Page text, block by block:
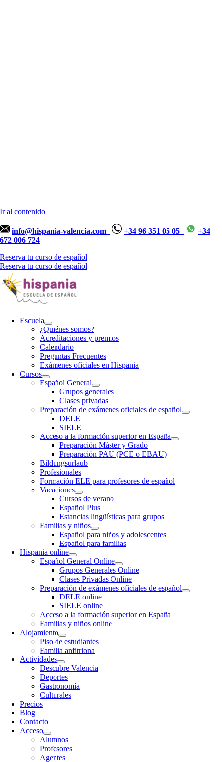
Ir al contenido
info@hispania-valencia.com +34 96 351 05 05
+34
672 006 724
Reserva tu curso de español
Reserva tu curso de español
Escuela
¿Quiénes somos?
Acreditaciones y premios
Calendario
Preguntas Frecuentes
Exámenes oficiales en Hispania
Cursos
Español General
Grupos generales
Clases privadas
Preparación de exámenes oficiales de español
DELE
SIELE
Acceso a la formación superior en España
Preparación Máster y Grado
Preparación PAU (PCE o EBAU)
Bildungsurlaub
Profesionales
Formación ELE para profesores de español
Vacaciones
Cursos de verano
Español Plus
Estancias lingüísticas para grupos
Familias y niños
Español para niños y adolescentes
Español para familias
Hispania online
Español General Online
Grupos Generales Online
Clases Privadas Online
Preparación de exámenes oficiales de español
DELE online
SIELE online
Acceso a la formación superior en España
Familias y niños online
Alojamiento
Piso de estudiantes
Familia anfitriona
Actividades
Descubre Valencia
Deportes
Gastronomía
Culturales
Precios
Blog
Contacto
Acceso
Alumnos
Profesores
Agentes